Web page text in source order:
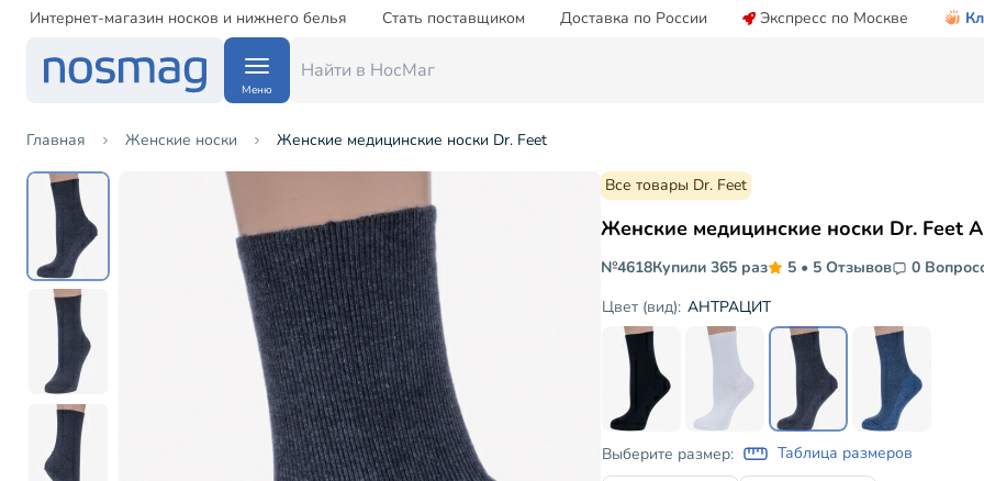
Интернет-магазин носков и нижнего белья Стать поставщиком Доставка по России Экспресс по Москве
Меню
Главная Женские носки Женские медицинские носки Dr. Feet
Все товары Dr. Feet
Женские медицинские носки Dr. Feet
№4618Купили 365 раз 5 • 5 Отзывов
0
Цвет (вид): АНТРАЦИТ
Выберите размер: Таблица размеров